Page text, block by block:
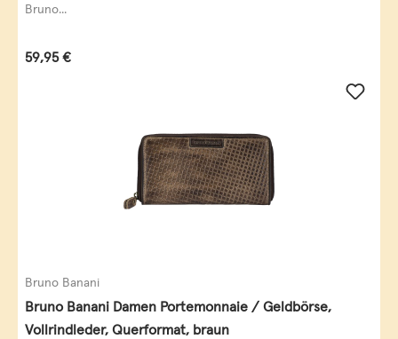
Bruno...
Regulärer Preis:
59,95 €
Bruno Banani
Bruno Banani Damen Portemonnaie / Geldbörse,
Vollrindleder, Querformat, braun